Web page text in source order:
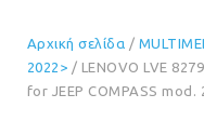
Αρχική σελίδα /
2022> / LENOVO LVE
for JEEP COMPASS mod.